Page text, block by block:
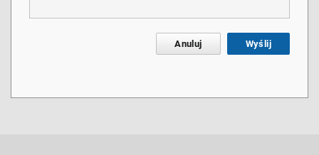
Anuluj Wyślij